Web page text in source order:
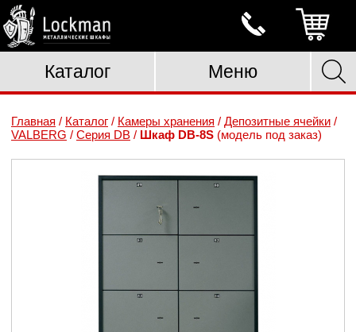
Каталог Меню
Главная / Каталог / Камеры хранения / Депозитные ячейки /
VALBERG / Серия DB / Шкаф DB-8S (модель под заказ)